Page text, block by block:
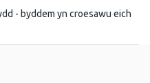
- byddem yn croesawu eich